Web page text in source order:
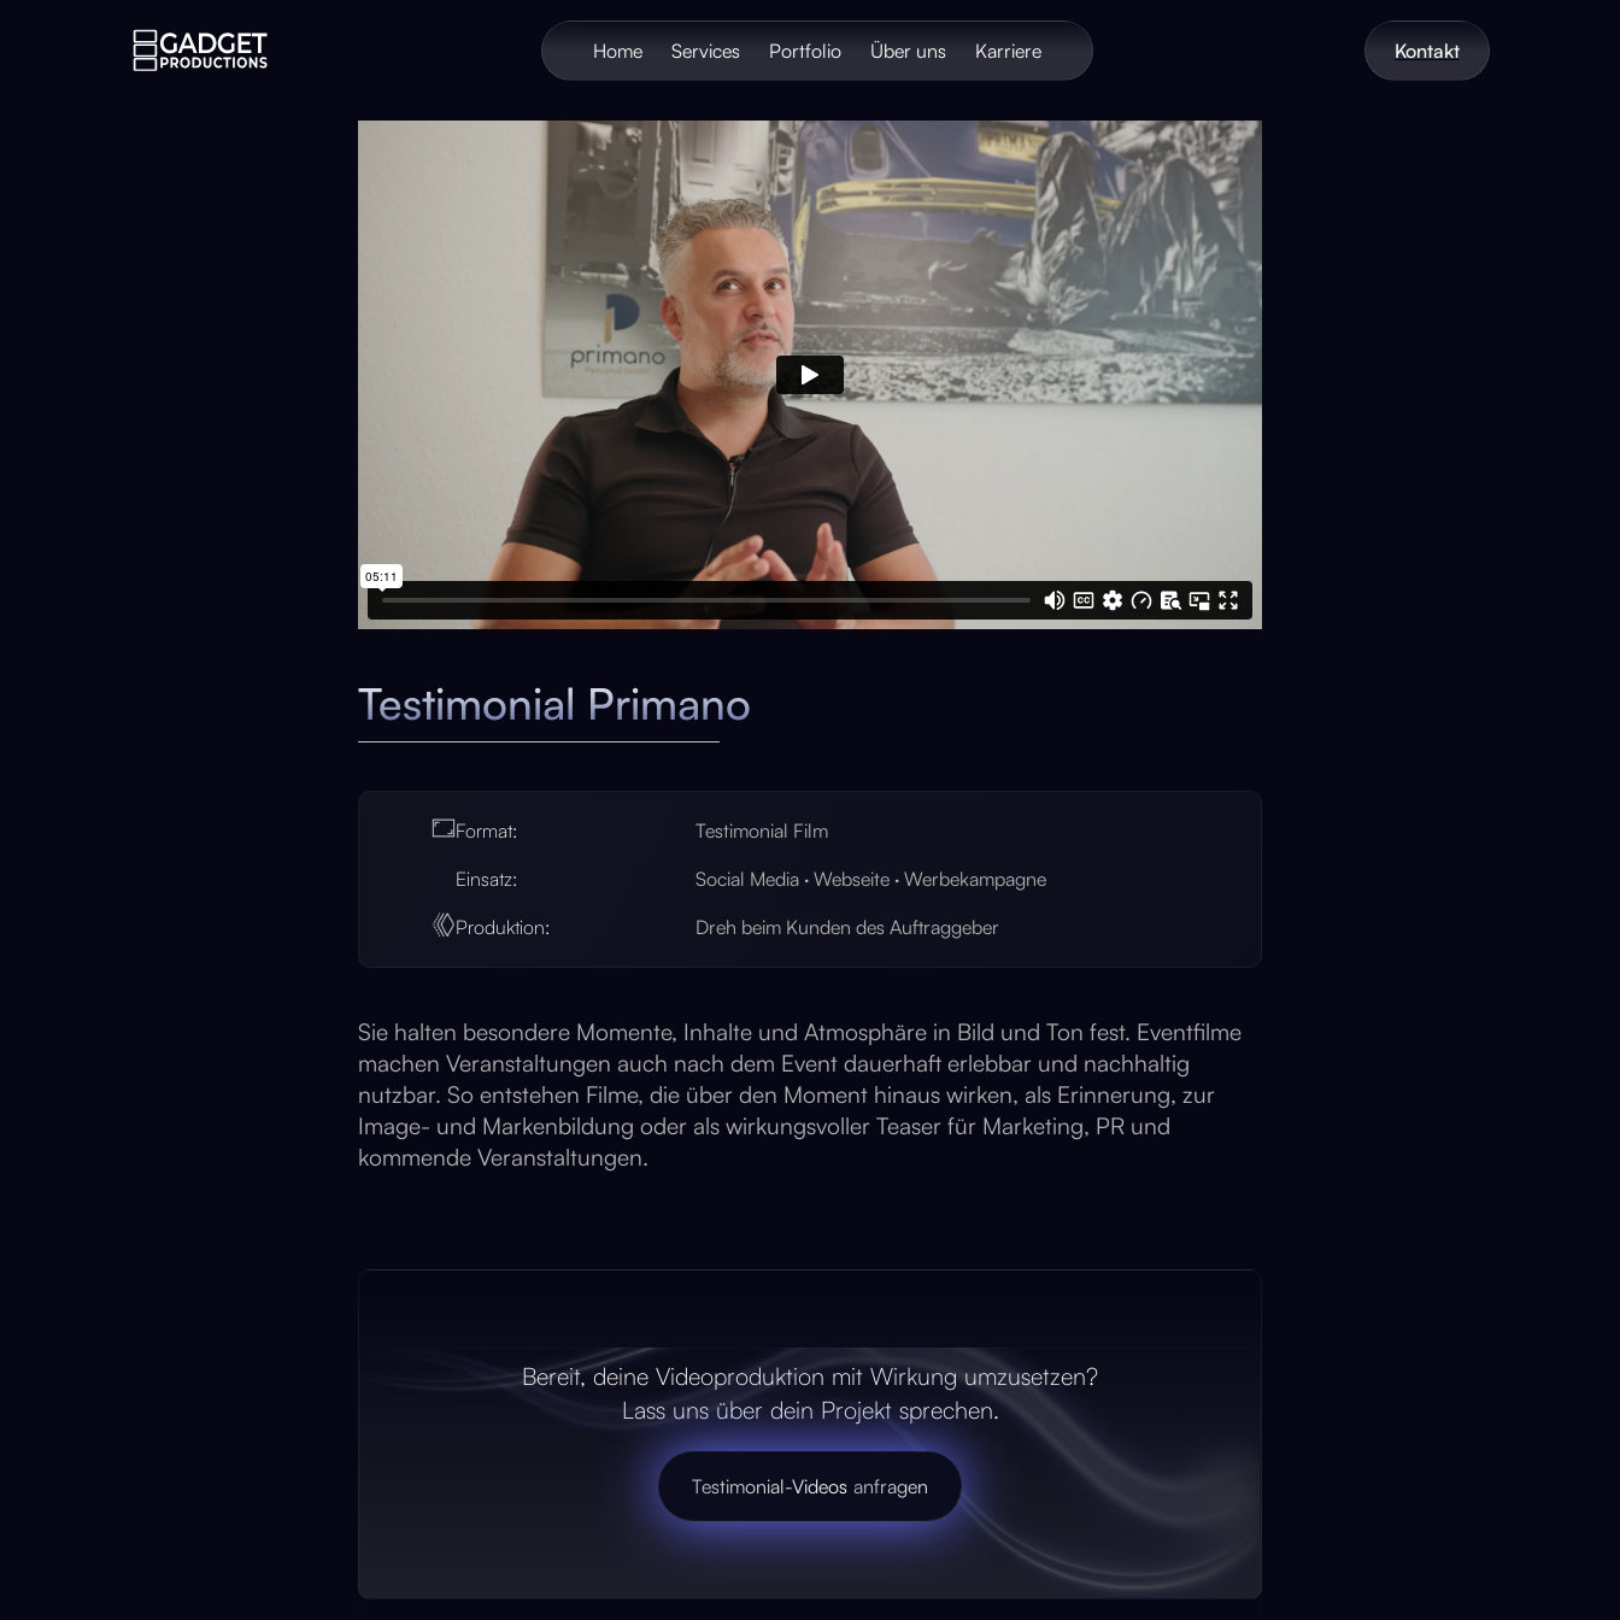
Home Services Portfolio Über uns Karriere Kontakt
Testimonial Primano
Format:
Testimonial Film
Einsatz:
Social Media · Webseite · Werbekampagne
Produktion:
Dreh beim Kunden des Auftraggeber
Sie halten besondere Momente, Inhalte und Atmosphäre in Bild und Ton fest. Eventfilme
machen Veranstaltungen auch nach dem Event dauerhaft erlebbar und nachhaltig
nutzbar. So entstehen Filme, die über den Moment hinaus wirken, als Erinnerung, zur
Image- und Markenbildung oder als wirkungsvoller Teaser für Marketing, PR und
kommende Veranstaltungen.
Bereit, deine Videoproduktion mit Wirkung umzusetzen?
Lass uns über dein Projekt sprechen.
Testimonial-Videos anfragen